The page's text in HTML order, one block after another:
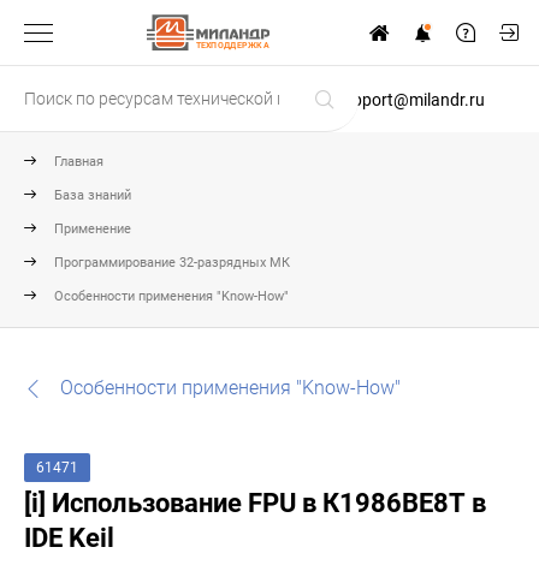
ТЕХПОДДЕРЖКА
support@milandr.ru
Главная
База знаний
Применение
Программирование 32-разрядных МК
Особенности применения "Know-How"
Особенности применения "Know-How"
61471
[i] Использование FPU в К1986ВЕ8Т в
IDE Keil